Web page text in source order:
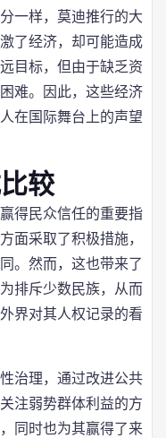
一样，莫迪推行的大
了经济，却可能造成
目标，但由于缺乏资
难。因此，这些经济
在国际舞台上的声望
较
得民众信任的重要指
面采取了积极措施，
。然而，这也带来了
排斥少数民族，从而
界对其人权记录的看
治理，通过改进公共
注弱势群体利益的方
同时也为其赢得了来